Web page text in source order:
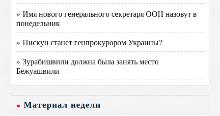
» Имя нового генерального секретаря ООН назовут в
понедельник
» Пискун станет генпрокурором Украины?
» Зурабишвили должна была занять место
Бежуашвили
Материал недели